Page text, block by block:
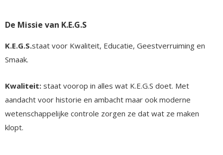
De Missie van K.E.G.S
K.E.G.S.staat voor Kwaliteit, Educatie, Geestverruiming en
Smaak.
Kwaliteit: staat voorop in alles wat K.E.G.S doet. Met
aandacht voor historie en ambacht maar ook moderne
wetenschappelijke controle zorgen ze dat wat ze maken
klopt.